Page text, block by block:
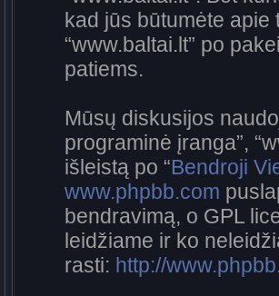
kad jūs būtumėte
“www.baltai.lt” po
patiems.
Mūsų diskusijos
programinė įranga”,
išleistą po “Bendroji
www.phpbb.com
bendravimą, o GPL
leidžiame ir ko
rasti: http://